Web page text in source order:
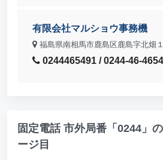
有限会社マルショウ事務機
福島県南相馬市鹿島区鹿島字北畑
0244465491 / 0244-46-
固定電話 市外局番「0244」
ージ目